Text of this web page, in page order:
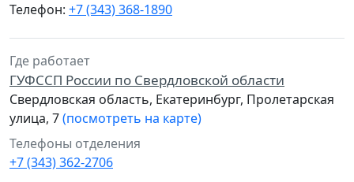
Телефон: +7 (343) 368-1890
Где работает
ГУФССП России по Свердловской области
Свердловская область, Екатеринбург, Пролетарская
улица, 7(посмотреть на карте)
Телефоны отделения
+7 (343) 362-2706